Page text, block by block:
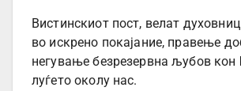
Вистинскиот пост, велат
во искрено покајание, правење
негување безрезервна љубов кон
луѓето околу нас.